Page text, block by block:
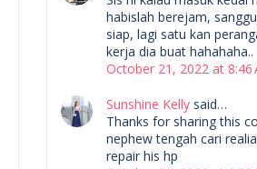
habislah berejam,
siap, lagi satu kan
kerja dia buat hahahaha..
October 21, 2022 at 8:46
Sunshine Kelly said…
Thanks for sharing this
nephew tengah cari
repair his hp